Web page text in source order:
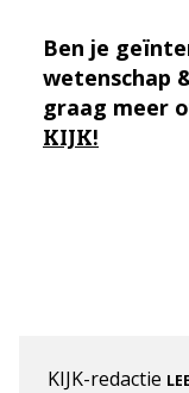
Ben je
wetenschap
graag meer
KIJK!
KIJK-redactie